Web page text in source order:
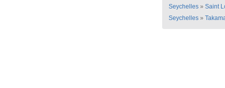
Seychelles » Saint
Seychelles »